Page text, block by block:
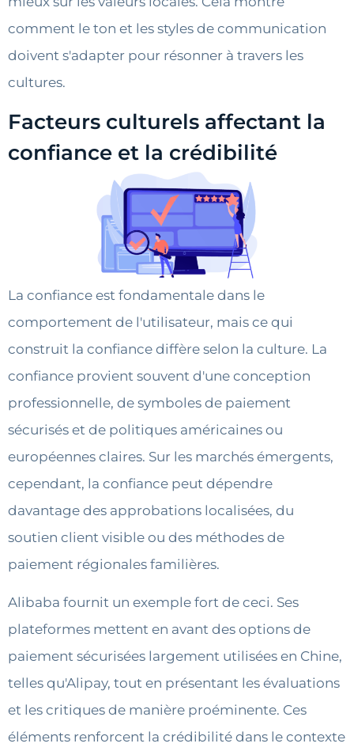
comment le ton et les styles de communication
doivent s'adapter pour résonner à travers les
cultures.
Facteurs culturels affectant la
confiance et la crédibilité
La confiance est fondamentale dans le
comportement de l'utilisateur, mais ce qui
construit la confiance diffère selon la culture. La
confiance provient souvent d'une conception
professionnelle, de symboles de paiement
sécurisés et de politiques américaines ou
européennes claires. Sur les marchés émergents,
cependant, la confiance peut dépendre
davantage des approbations localisées, du
soutien client visible ou des méthodes de
paiement régionales familières.
Alibaba fournit un exemple fort de ceci. Ses
plateformes mettent en avant des options de
paiement sécurisées largement utilisées en Chine,
telles qu'Alipay, tout en présentant les évaluations
et les critiques de manière proéminente. Ces
éléments renforcent la crédibilité dans le contexte